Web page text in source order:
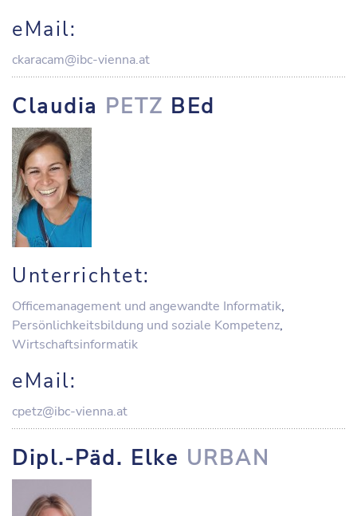
eMail:
ckaracam@ibc-vienna.at
Claudia PETZ BEd
Unterrichtet:
Officemanagement und angewandte Informatik,
Persönlichkeitsbildung und soziale Kompetenz,
Wirtschaftsinformatik
eMail:
cpetz@ibc-vienna.at
Dipl.-Päd. Elke URBAN